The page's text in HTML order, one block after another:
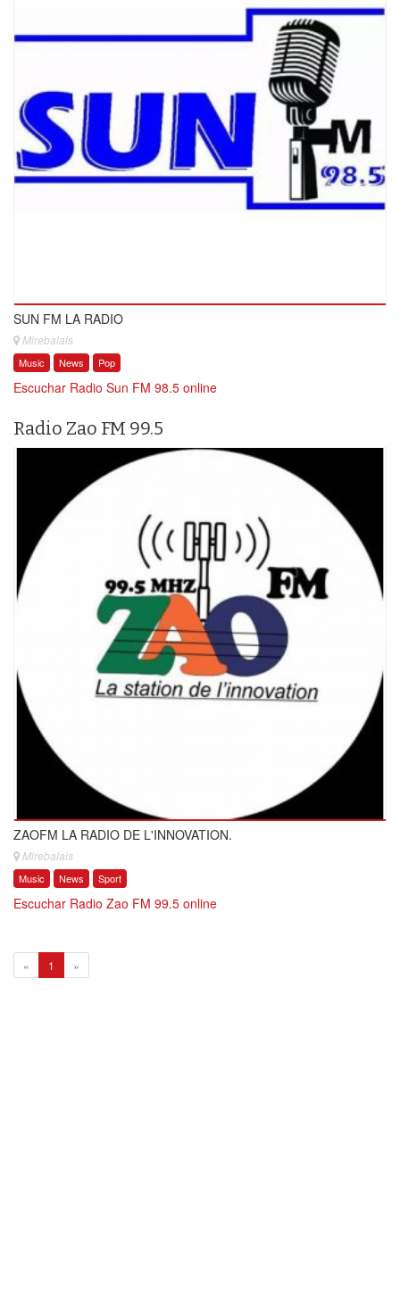
SUN FM LA RADIO
Mirebalais
Music News Pop
Escuchar Radio Sun FM 98.5 online
Radio Zao FM 99.5
ZAOFM LA RADIO DE L'INNOVATION.
Mirebalais
Music News Sport
Escuchar Radio Zao FM 99.5 online
« 1 »